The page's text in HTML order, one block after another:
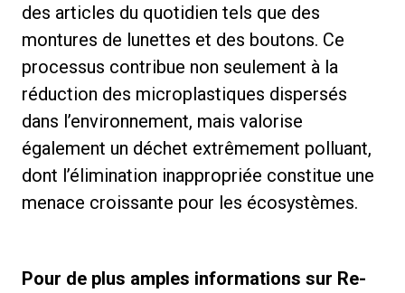
des articles du quotidien tels que des
montures de lunettes et des boutons. Ce
processus contribue non seulement à la
réduction des microplastiques dispersés
dans l’environnement, mais valorise
également un déchet extrêmement polluant,
dont l’élimination inappropriée constitue une
menace croissante pour les écosystèmes.
Pour de plus amples informations sur Re-